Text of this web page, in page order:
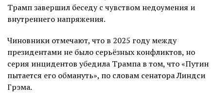
Трамп завершил беседу с чувством недоумения и
внутреннего напряжения.
Чиновники отмечают, что в 2025 году между
президентами не было серьёзных конфликтов, но
серия инцидентов убедила Трампа в том, что «Путин
пытается его обмануть», по словам сенатора Линдси
Грэма.